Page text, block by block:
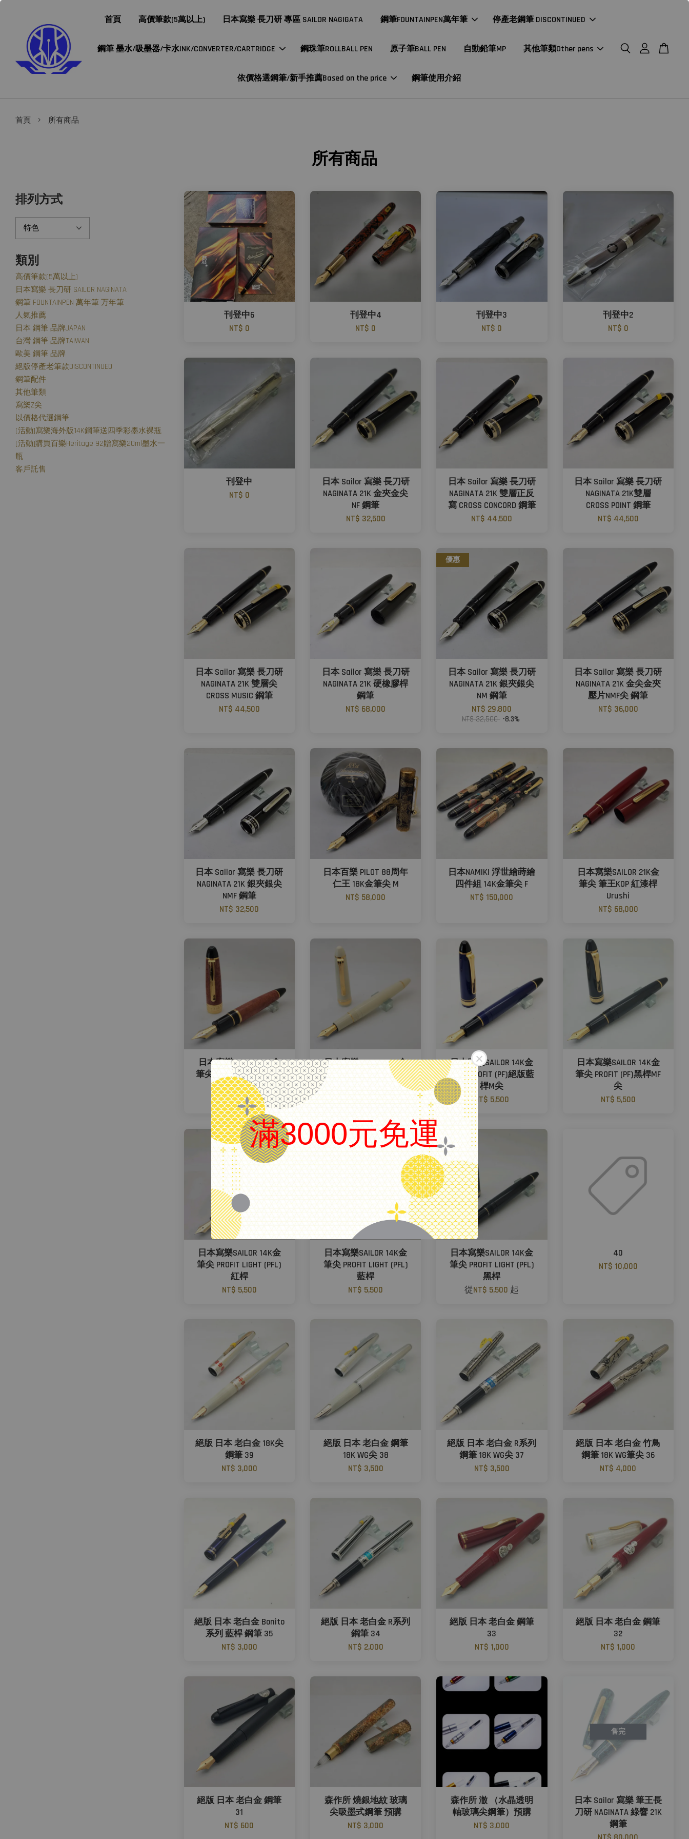
滿3000元免運
.
首頁 高價筆款(5萬以上) 日本寫樂 長刀研 專區 SAILOR NAGIGATA 鋼筆FOUNTAINPEN萬年筆 停產老鋼筆 DISCONTINUED
鋼筆 墨水/吸墨器/卡水INK/CONVERTER/CARTRIDGE 鋼珠筆ROLLBALL PEN 原子筆BALL PEN 自動鉛筆MP 其他筆類Other pens
依價格選鋼筆/新手推薦Based on the price 鋼筆使用介紹
首頁 › 所有商品
所有商品
排列方式
類別
高價筆款(5萬以上)
日本寫樂 長刀研 SAILOR NAGINATA
鋼筆 FOUNTAINPEN 萬年筆 万年筆
人氣推薦
日本 鋼筆 品牌JAPAN
台灣 鋼筆 品牌TAIWAN
歐美 鋼筆 品牌
絕版停產老筆款DISCONTINUED
鋼筆配件
其他筆類
寫樂Z尖
以價格代選鋼筆
[活動]寫樂海外版14K鋼筆送四季彩墨水裸瓶
[活動]購買百樂Heritage 92贈寫樂20ml墨水一
瓶
客戶託售
刊登中6
NT$ 0
刊登中4
NT$ 0
刊登中3
NT$ 0
刊登中2
NT$ 0
刊登中
NT$ 0
日本 Sailor 寫樂 長刀研
NAGINATA 21K 金夾金尖
NF 鋼筆
NT$ 32,500
日本 Sailor 寫樂 長刀研
NAGINATA 21K 雙層正反
寫 CROSS CONCORD 鋼筆
NT$ 44,500
日本 Sailor 寫樂 長刀研
NAGINATA 21K雙層
CROSS POINT 鋼筆
NT$ 44,500
日本 Sailor 寫樂 長刀研
NAGINATA 21K 雙層尖
CROSS MUSIC 鋼筆
NT$ 44,500
日本 Sailor 寫樂 長刀研
NAGINATA 21K 硬橡膠桿
鋼筆
NT$ 68,000
優惠
日本 Sailor 寫樂 長刀研
NAGINATA 21K 銀夾銀尖
NM 鋼筆
NT$ 29,800
NT$ 32,500 -8.3%
日本 Sailor 寫樂 長刀研
NAGINATA 21K 金尖金夾
壓片NMF尖 鋼筆
NT$ 36,000
日本 Sailor 寫樂 長刀研
NAGINATA 21K 銀夾銀尖
NMF 鋼筆
NT$ 32,500
日本百樂 PILOT 88周年
仁王 18K金筆尖 M
NT$ 58,000
日本NAMIKI 浮世繪蒔繪
四件組 14K金筆尖 F
NT$ 150,000
日本寫樂SAILOR 21K金
筆尖 筆王KOP 紅漆桿
Urushi
NT$ 68,000
日本寫樂SAILOR 21K金
筆尖 筆王KOP 石楠木桿
NT$ 65,000
日本寫樂SAILOR 14K金
筆尖 PROFIT (PF)象牙白
桿
NT$ 5,500
日本寫樂SAILOR 14K金
筆尖 PROFIT (PF)絕版藍
桿M尖
NT$ 5,500
日本寫樂SAILOR 14K金
筆尖 PROFIT (PF)黑桿MF
尖
NT$ 5,500
日本寫樂SAILOR 14K金
筆尖 PROFIT LIGHT (PFL)
紅桿
NT$ 5,500
日本寫樂SAILOR 14K金
筆尖 PROFIT LIGHT (PFL)
藍桿
NT$ 5,500
日本寫樂SAILOR 14K金
筆尖 PROFIT LIGHT (PFL)
黑桿
從NT$ 5,500 起
40
NT$ 10,000
絕版 日本 老白金 18K尖
鋼筆 39
NT$ 3,000
絕版 日本 老白金 鋼筆
18K WG尖 38
NT$ 3,500
絕版 日本 老白金 R系列
鋼筆 18K WG尖 37
NT$ 3,500
絕版 日本 老白金 竹鳥
鋼筆 18K WG筆尖 36
NT$ 4,000
絕版 日本 老白金 Bonito
系列 藍桿 鋼筆 35
NT$ 3,000
絕版 日本 老白金 R系列
鋼筆 34
NT$ 2,000
絕版 日本 老白金 鋼筆
33
NT$ 1,000
絕版 日本 老白金 鋼筆
32
NT$ 1,000
絕版 日本 老白金 鋼筆
31
NT$ 600
森作所 燒銀地紋 玻璃
尖吸墨式鋼筆 預購
NT$ 3,000
森作所 澈 （水晶透明
軸玻璃尖鋼筆）預購
NT$ 3,000
售完
日本 Sailor 寫樂 筆王長
刀研 NAGINATA 綠響 21K
鋼筆